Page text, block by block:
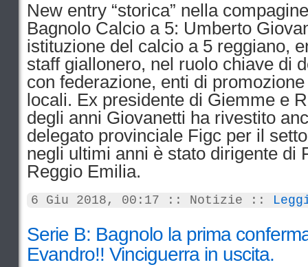
New entry “storica” nella
Bagnolo Calcio a 5: Umberto
istituzione del calcio a 5 reggiano,
staff giallonero, nel ruolo chiave di
con federazione, enti di
locali. Ex presidente di Giemme e
degli anni Giovanetti ha rivestito
delegato provinciale Figc per il
negli ultimi anni è stato dirigente di
Reggio Emilia.
6 Giu 2018, 00:17 :: Notizie ::
Serie B: Bagnolo la prima
Evandro!! Vinciguerra in uscita.